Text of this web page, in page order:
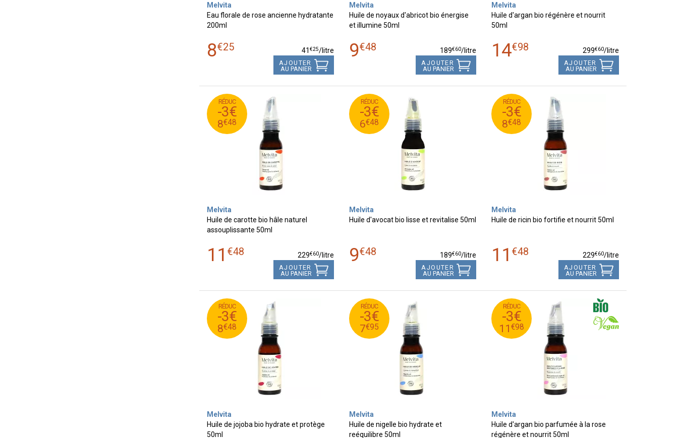
Melvita
Eau florale de rose ancienne hydratante
200ml
8€25 41 €25/litre
AJOUTER
AU PANIER
Melvita
Huile de noyaux d'abricot bio énergise
et illumine 50ml
9€48 189€60/litre
AJOUTER
AU PANIER
Melvita
Huile d'argan bio régénère et nourrit
50ml
14€98 299€60/litre
AJOUTER
AU PANIER
RÉDUC
-3€
8€48
11
€
48
8
€
48
Melvita
Huile de carotte bio hâle naturel
assouplissante 50ml
11 €48 229€60/litre
AJOUTER
AU PANIER
RÉDUC
-3€
6€48
9
€
48
6
€
48
Melvita
Huile d'avocat bio lisse et revitalise 50ml
9€48 189€60/litre
AJOUTER
AU PANIER
RÉDUC
-3€
8€48
11
€
48
8
€
48
Melvita
Huile de ricin bio fortifie et nourrit 50ml
11 €48 229€60/litre
AJOUTER
AU PANIER
RÉDUC
-3€
8€48
11
€
48
8
€
48
Melvita
Huile de jojoba bio hydrate et protège
50ml
RÉDUC
-3€
7€95
10
€
95
7
€
95
Melvita
Huile de nigelle bio hydrate et
reéquilibre 50ml
RÉDUC
-3€
11€98
14
€
98
11
€
98
Melvita
Huile d'argan bio parfumée à la rose
régénère et nourrit 50ml